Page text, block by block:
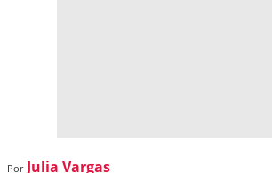
Por Julia Vargas